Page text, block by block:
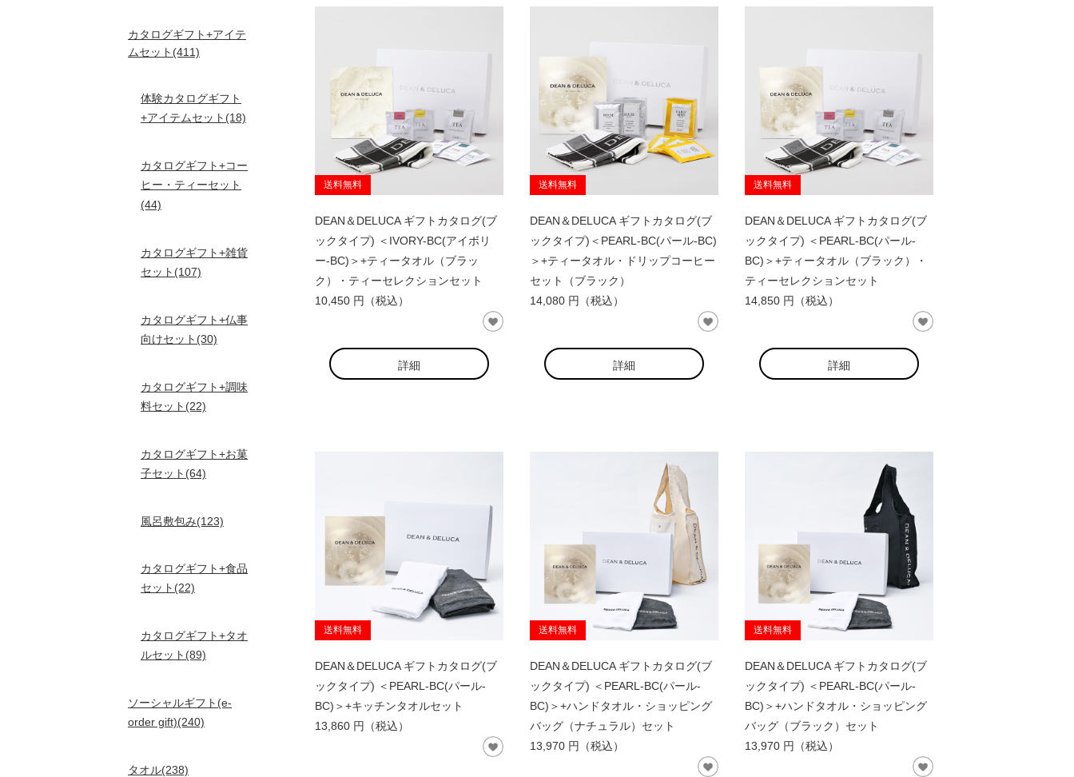
カタログギフト+アイテ
ムセット(411)
体験カタログギフト
+アイテムセット(18)
カタログギフト+コー
ヒー・ティーセット
(44)
カタログギフト+雑貨
セット(107)
カタログギフト+仏事
向けセット(30)
カタログギフト+調味
料セット(22)
カタログギフト+お菓
子セット(64)
風呂敷包み(123)
カタログギフト+食品
セット(22)
カタログギフト+タオ
ルセット(89)
ソーシャルギフト(e-
order gift)(240)
タオル(238)
送料無料
DEAN＆DELUCA ギフトカタログ(ブ
ックタイプ) ＜IVORY-BC(アイボリ
ー-BC)＞+ティータオル（ブラッ
ク）・ティーセレクションセット
10,450 円（税込）
詳細
送料無料
DEAN＆DELUCA ギフトカタログ(ブ
ックタイプ)＜PEARL-BC(パール-BC)
＞+ティータオル・ドリップコーヒー
セット（ブラック）
14,080 円（税込）
詳細
送料無料
DEAN＆DELUCA ギフトカタログ(ブ
ックタイプ) ＜PEARL-BC(パール-
BC)＞+ティータオル（ブラック）・
ティーセレクションセット
14,850 円（税込）
詳細
送料無料
DEAN＆DELUCA ギフトカタログ(ブ
ックタイプ) ＜PEARL-BC(パール-
BC)＞+キッチンタオルセット
13,860 円（税込）
送料無料
DEAN＆DELUCA ギフトカタログ(ブ
ックタイプ) ＜PEARL-BC(パール-
BC)＞+ハンドタオル・ショッピング
バッグ（ナチュラル）セット
13,970 円（税込）
送料無料
DEAN＆DELUCA ギフトカタログ(ブ
ックタイプ) ＜PEARL-BC(パール-
BC)＞+ハンドタオル・ショッピング
バッグ（ブラック）セット
13,970 円（税込）